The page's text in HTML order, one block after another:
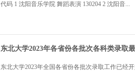
代码 1 沈阳音乐学院 舞蹈表演 130204 2 沈阳音...
东北大学2023年各省份各批次各科类录取
东北大学2023年全国各省份各批次录取工作已经